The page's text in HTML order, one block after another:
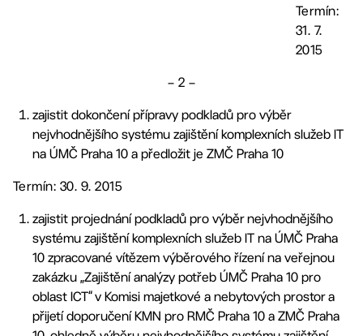
Termín:
31. 7.
2015
– 2 –
zajistit dokončení přípravy podkladů pro výběr
nejvhodnějšího systému zajištění komplexních služeb IT
na ÚMČ Praha 10 a předložit je ZMČ Praha 10
Termín: 30. 9. 2015
zajistit projednání podkladů pro výběr nejvhodnějšího
systému zajištění komplexních služeb IT na ÚMČ Praha
10 zpracované vítězem výběrového řízení na veřejnou
zakázku „Zajištění analýzy potřeb ÚMČ Praha 10 pro
oblast ICT“ v Komisi majetkové a nebytových prostor a
přijetí doporučení KMN pro RMČ Praha 10 a ZMČ Praha